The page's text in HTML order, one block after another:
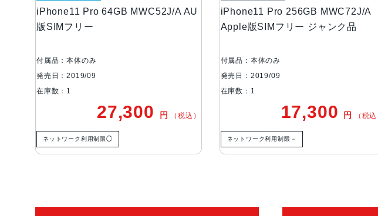
インカメラ
生体認証
iPhone11 Pro 64GB MWC52J/A AU
版SIMフリー
付属品：本体のみ
発売日：2019/09
在庫数：1
27,300 円 （税込）
ネットワーク利用制限◯
iPhone11 Pro 256GB MWC72J/A
Apple版SIMフリー ジャンク品
付属品：本体のみ
発売日：2019/09
在庫数：1
17,300 円 （税込
ネットワーク利用制限－